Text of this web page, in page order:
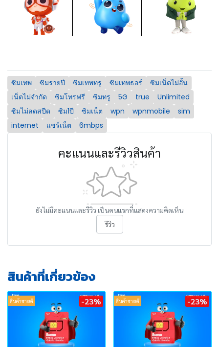
ซิมเทพ ซิมรายปี ซิมเทพทรู ซิมเทพธอร์
ซิมเน็ตไม่อั้น
เน็ตไม่จำกัด
ซิมโทรฟรี ซิมทรู 5G true
Unlimited
ซิมไม่ลดสปีด
ซิม1ปี ซิมเน็ต wpn wpnmobile
sim
internet
แชร์เน็ต 6mbps
คะแนนและรีวิวสินค้า
ยังไม่มีคะแนนและรีวิว เป็นคนแรกที่แสดงความคิดเห็น
รีวิว
สินค้าที่เกี่ยวข้อง
สินค้าขายดี -23% สินค้าขายดี -23%